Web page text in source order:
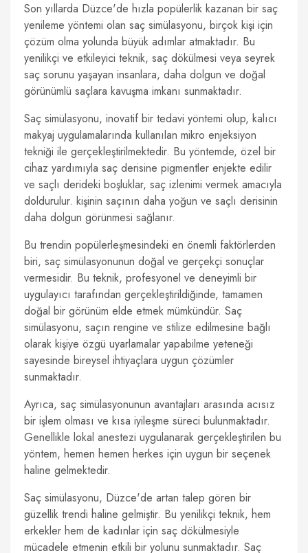
Son yıllarda Düzce'de hızla popülerlik kazanan bir saç
yenileme yöntemi olan saç simülasyonu, birçok kişi için
çözüm olma yolunda büyük adımlar atmaktadır. Bu
yenilikçi ve etkileyici teknik, saç dökülmesi veya seyrek
saç sorunu yaşayan insanlara, daha dolgun ve doğal
görünümlü saçlara kavuşma imkanı sunmaktadır.
Saç simülasyonu, inovatif bir tedavi yöntemi olup, kalıcı
makyaj uygulamalarında kullanılan mikro enjeksiyon
tekniği ile gerçekleştirilmektedir. Bu yöntemde, özel bir
cihaz yardımıyla saç derisine pigmentler enjekte edilir
ve saçlı derideki boşluklar, saç izlenimi vermek amacıyla
doldurulur. kişinin saçının daha yoğun ve saçlı derisinin
daha dolgun görünmesi sağlanır.
Bu trendin popülerleşmesindeki en önemli faktörlerden
biri, saç simülasyonunun doğal ve gerçekçi sonuçlar
vermesidir. Bu teknik, profesyonel ve deneyimli bir
uygulayıcı tarafından gerçekleştirildiğinde, tamamen
doğal bir görünüm elde etmek mümkündür. Saç
simülasyonu, saçın rengine ve stilize edilmesine bağlı
olarak kişiye özgü uyarlamalar yapabilme yeteneği
sayesinde bireysel ihtiyaçlara uygun çözümler
sunmaktadır.
Ayrıca, saç simülasyonunun avantajları arasında acısız
bir işlem olması ve kısa iyileşme süreci bulunmaktadır.
Genellikle lokal anestezi uygulanarak gerçekleştirilen bu
yöntem, hemen hemen herkes için uygun bir seçenek
haline gelmektedir.
Saç simülasyonu, Düzce'de artan talep gören bir
güzellik trendi haline gelmiştir. Bu yenilikçi teknik, hem
erkekler hem de kadınlar için saç dökülmesiyle
mücadele etmenin etkili bir yolunu sunmaktadır. Saç